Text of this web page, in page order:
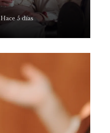
Hace 5 días